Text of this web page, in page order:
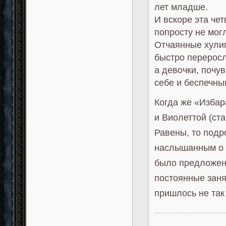
лет младше.
И вскоре эта
попросту не
Отчаянные
быстро
а девочки,
себе и
Когда же
и Виолеттой
Равены, то
наслышанным о
было
постоянные
пришлось не